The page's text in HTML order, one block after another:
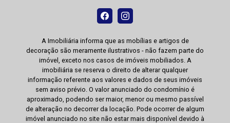
A Imobiliária informa que as mobílias e artigos de
decoração são meramente ilustrativos - não fazem parte do
imóvel, exceto nos casos de imóveis mobiliados. A
imobiliária se reserva o direito de alterar qualquer
informação referente aos valores e dados de seus imóveis
sem aviso prévio. O valor anunciado do condomínio é
aproximado, podendo ser maior, menor ou mesmo passível
de alteração no decorrer da locação. Pode ocorrer de algum
imóvel anunciado no site não estar mais disponível devido à